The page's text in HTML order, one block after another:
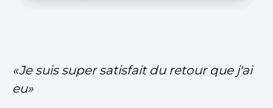
«Je suis super satisfait du retour que j'ai
eu»